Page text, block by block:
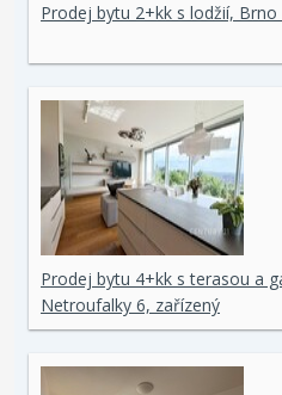
Prodej bytu 2+kk s lodžií,
Prodej bytu 4+kk s terasou a
Netroufalky 6, zařízený